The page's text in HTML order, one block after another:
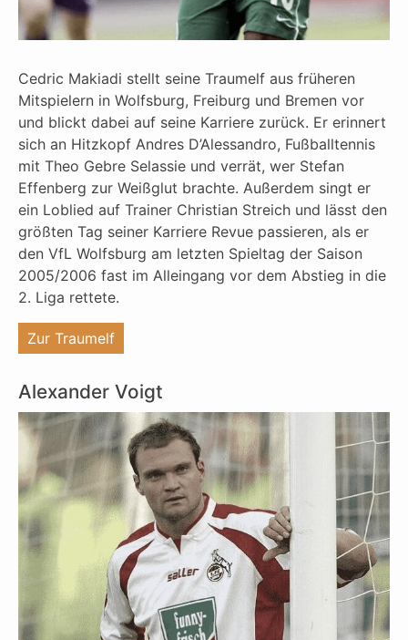
Cedric Makiadi stellt seine Traumelf aus früheren
Mitspielern in Wolfsburg, Freiburg und Bremen vor
und blickt dabei auf seine Karriere zurück. Er erinnert
sich an Hitzkopf Andres D’Alessandro, Fußballtennis
mit Theo Gebre Selassie und verrät, wer Stefan
Effenberg zur Weißglut brachte. Außerdem singt er
ein Loblied auf Trainer Christian Streich und lässt den
größten Tag seiner Karriere Revue passieren, als er
den VfL Wolfsburg am letzten Spieltag der Saison
2005/2006 fast im Alleingang vor dem Abstieg in die
2. Liga rettete.
Zur Traumelf"%s"
Alexander Voigt